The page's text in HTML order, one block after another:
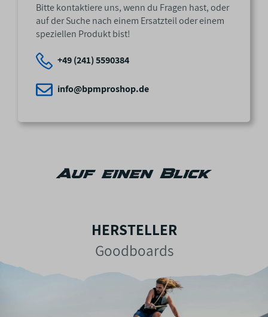
Bitte kontaktiere uns, wenn du Fragen hast, oder
auf der Suche nach einem Ersatzteil oder einem
speziellen Produkt bist!
+49 (241) 5590384
info@bpmproshop.de
Auf einen Blick
HERSTELLER
Goodboards